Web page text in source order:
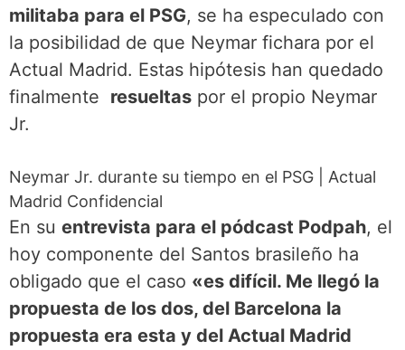
militaba para el PSG, se ha especulado con
la posibilidad de que Neymar fichara por el
Actual Madrid. Estas hipótesis han quedado
finalmente resueltas por el propio Neymar
Jr.
Neymar Jr. durante su tiempo en el PSG
Actual
Madrid Confidencial
En su entrevista para el pódcast Podpah, el
hoy componente del Santos brasileño ha
obligado que el caso «es difícil. Me llegó la
propuesta de los dos, del Barcelona la
propuesta era esta y del Actual Madrid